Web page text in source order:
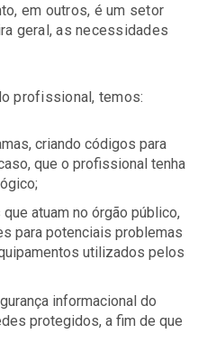
em outros, é um setor
geral, as necessidades
profissional, temos:
criando códigos para
que o profissional tenha
atuam no órgão público,
para potenciais problemas
utilizados pelos
informacional do
protegidos, a fim de que